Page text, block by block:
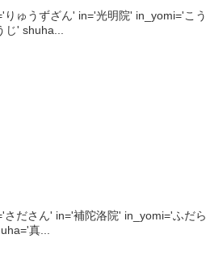
ゅうずざん' in='光明院' in_yomi='こう
' shuha...
ださん' in='補陀洛院' in_yomi='ふだら
真...